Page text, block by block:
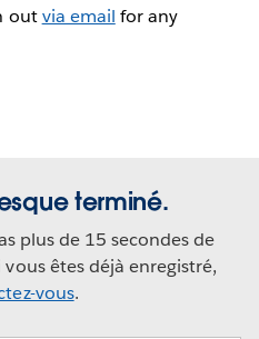
outvia email for any
terminé.
plus de 15 secondes de
êtes déjà enregistré,
vous.